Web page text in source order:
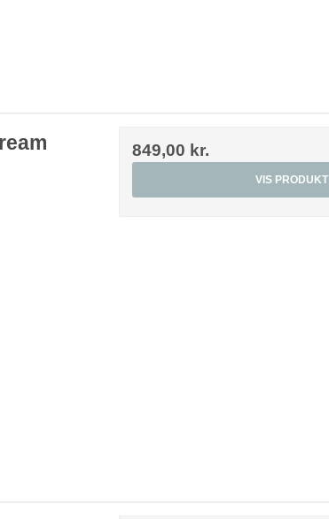
849,00 kr.
VIS PRODUKT